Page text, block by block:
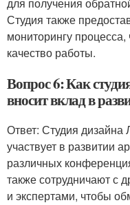
Студия также
мониторингу
качество работы.
Вопрос 6: Как
вносит вклад в
Ответ: Студия дизайна
участвует в развитии
различных
также сотрудничают с
и экспертами, чтобы